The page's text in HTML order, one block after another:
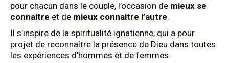
pour chacun dans le couple, l’occasion de mieux se
connaitre et de mieux connaitre l’autre.
Il s’inspire de la spiritualité ignatienne, qui a pour
projet de reconnaître la présence de Dieu dans toutes
les expériences d’hommes et de femmes.